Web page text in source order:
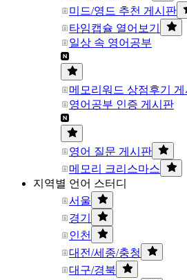
미드/영드 추천 게시판
타임캡슐 열어보기
일상 속 영어공부
메모리워드 상점후기
영어공부 인증 게시판
영어 질문 게시판
메모리 크리스마스
지역별 언어 스터디
서울
경기
인천
대전/세종/충청
대구/경북